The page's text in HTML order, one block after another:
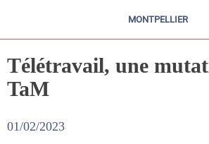
MONTPELLIER
Télétravail, une
TaM
01/02/2023